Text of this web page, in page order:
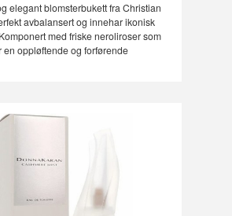
elegant blomsterbukett fra Christian
avbalansert og innehar ikonisk
med friske neroliroser som
en oppløftende og forførende